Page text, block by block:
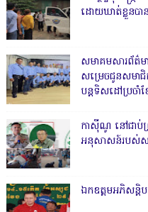
ដោយឃាត់ខ្លួនប
សមាគមសារព័ត៌ម
សម្រេចជូនសមាជិ
បន្តទិសដៅប្រចាំ
កាសុីណូ នៅជាប់ព្
អនុសាសន៍របស់សម្
ឯកឧត្តមអភិសន្